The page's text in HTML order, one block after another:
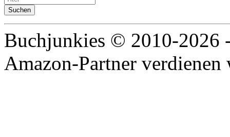
Buchjunkies © 2010-2026
Amazon-Partner